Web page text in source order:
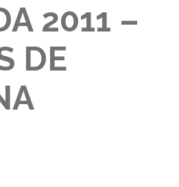
2011 –
DE